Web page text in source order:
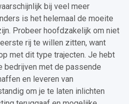
bij veel meer
is het helemaal de moeite
Probeer hoofdzakelijk om niet
rij te willen zitten, want
met dit type trajecten. Je hebt
bedrijven met de passende
en leveren van
om je te laten inlichten